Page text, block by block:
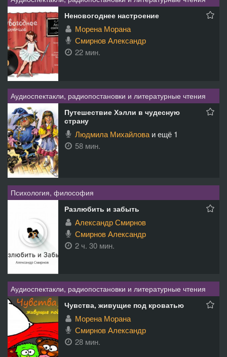
Неновогоднее настроение
Морена Морана
Смирнов Александр
22 мин.
Аудиоспектакли, радиопостановки и литературные чтения
Путешествие Хэлли в чудесную
страну
Людмила Михайлова и ещё 1
58 мин.
Психология, философия
Разлюбить и забыть
Александр Смирнов
Смирнов Александр
2 ч. 30 мин.
Аудиоспектакли, радиопостановки и литературные чтения
Чувства, живущие под кроватью
Морена Морана
Смирнов Александр
28 мин.